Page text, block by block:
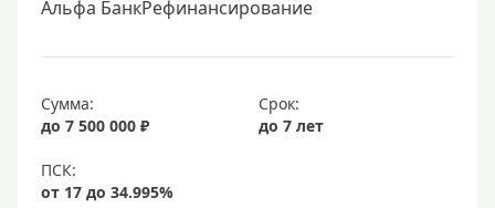
Альфа БанкРефинансирование
Сумма:
до 7 500 000 ₽
Срок:
до 7 лет